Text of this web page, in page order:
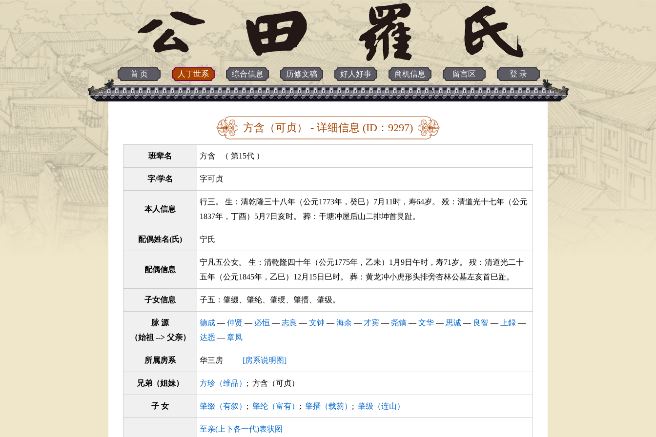
首 页 人丁世系 综合信息 历修文稿 好人好事 商机信息 留言区 登 录
方含（可贞） - 详细信息 (ID：9297)
班辈名 方含 （ 第15代 ）
字/学名 字可贞
本人信息
行三。 生：清乾隆三十八年（公元1773年，癸巳）7月11时，寿64岁。 殁：清道光十七年（公元
1837年，丁酉）5月7日亥时。 葬：干塘冲屋后山二排坤首艮趾。
配偶姓名(氏) 宁氏
配偶信息
宁凡五公女。 生：清乾隆四十年（公元1775年，乙未）1月9日午时，寿71岁。 殁：清道光二十
五年（公元1845年，乙巳）12月15日巳时。 葬：黄龙冲小虎形头排旁杏林公墓左亥首巳趾。
子女信息 子五：肇缀、肇纶、肇绶、肇搢、肇级。
脉 源
（始祖 --> 父亲）
德成 — 仲贤 — 必恒 — 志良 — 文钟 — 海余 — 才宾 — 尧镐 — 文华 — 思诚 — 良智 — 上録 —
达悉 — 章凤
所属房系 华三房 [房系说明图]
兄弟（姐妹） 方珍（维品） ; 方含（可贞）
子 女 肇缀（有叙） ; 肇纶（富有） ; 肇搢（载笏） ; 肇级（连山）
至亲(上下各一代)表状图